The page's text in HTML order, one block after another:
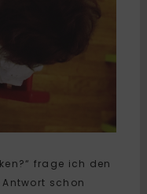
frage ich den
schon